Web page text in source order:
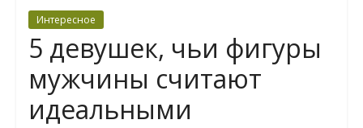
Интересное
5 девушек, чьи фигуры
мужчины считают
идеальными